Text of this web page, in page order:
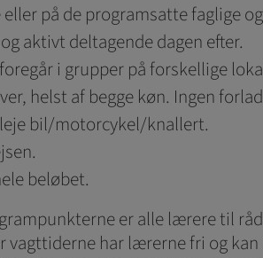
på de programsatte faglige
aktivt deltagende dagen efter.
i grupper på forskellige
helst af begge køn. Ingen
bil/motorcykel/knallert.
beløbet.
er alle lærere til
har lærerne fri og